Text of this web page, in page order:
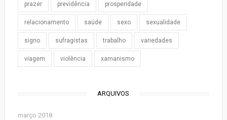
prazer previdência prosperidade
relacionamento saúde sexo sexualidade
signo sufragistas trabalho variedades
viagem violência xamanismo
ARQUIVOS
março 2018